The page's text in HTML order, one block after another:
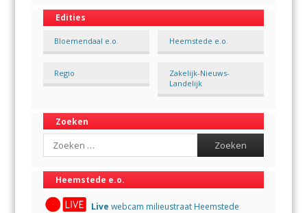
Edities
Bloemendaal e.o. Heemstede e.o.
Regio
Zakelijk-Nieuws-
Landelijk
Zoeken
Search
Heemstede e.o.
Live webcam milieustraat Heemstede